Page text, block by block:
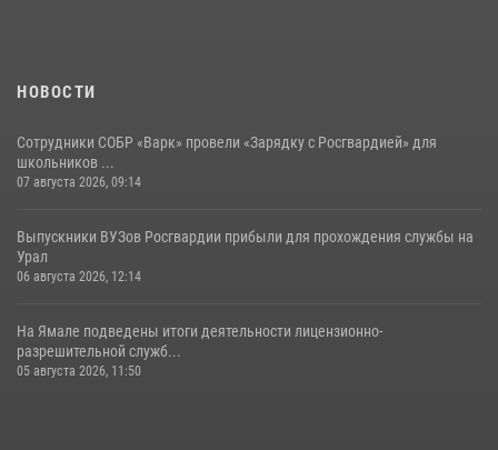
НОВОСТИ
Сотрудники СОБР «Варк» провели «Зарядку с Росгвардией» для
школьников ...
07 августа 2026, 09:14
Выпускники ВУЗов Росгвардии прибыли для прохождения службы на
Урал
06 августа 2026, 12:14
На Ямале подведены итоги деятельности лицензионно-
разрешительной служб...
05 августа 2026, 11:50